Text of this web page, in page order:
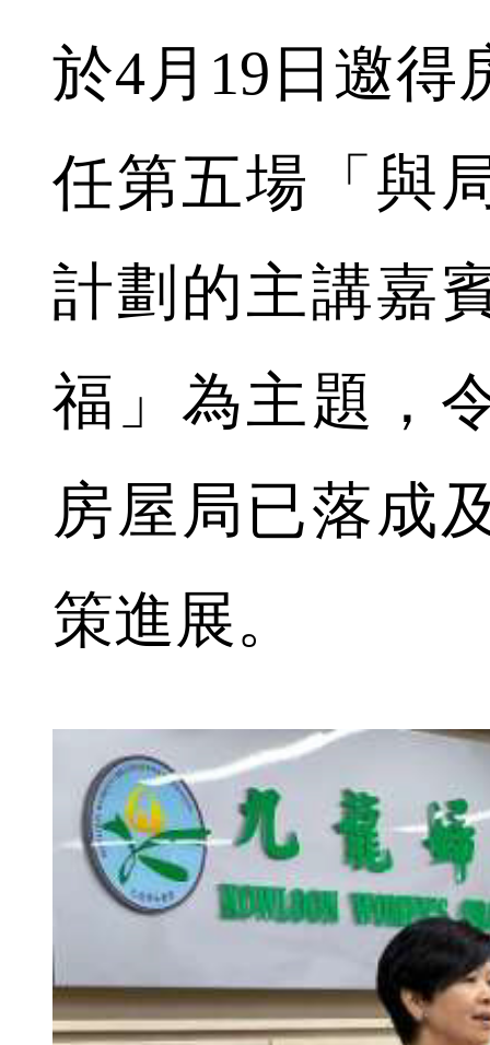
於4月19日邀得
任第五場「與
計劃的主講嘉
福」為主題，
房屋局已落成
策進展。